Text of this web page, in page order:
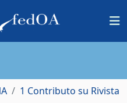
1 Contributo su Rivista